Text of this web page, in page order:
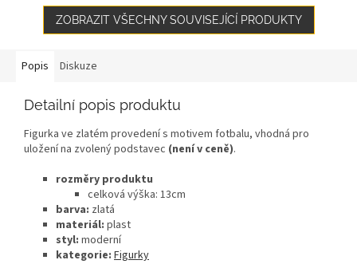
ZOBRAZIT VŠECHNY SOUVISEJÍCÍ PRODUKTY
Popis Diskuze
Detailní popis produktu
Figurka ve zlatém provedení s motivem fotbalu, vhodná pro
uložení na zvolený podstavec (není v ceně).
rozměry produktu
celková výška: 13cm
barva: zlatá
materiál: plast
styl: moderní
kategorie: Figurky